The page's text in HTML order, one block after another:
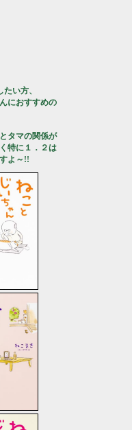
い方、
におすすめの
タマの関係が
特に１．２は
よ～!!